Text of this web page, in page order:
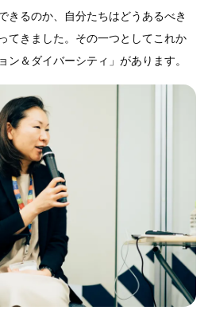
きるのか、自分たちはどうあるべき
ってきました。その一つとしてこれか
ン＆ダイバーシティ」があります。